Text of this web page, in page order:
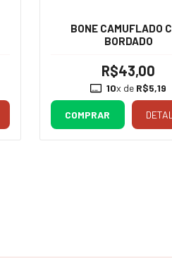
BONE CAMUFLADO
BORDADO
R$43,00
10x de R$5,19
COMPRAR